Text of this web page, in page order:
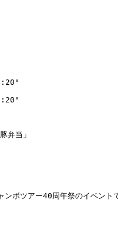
弁当」
ンボツアー40周年祭のイベント